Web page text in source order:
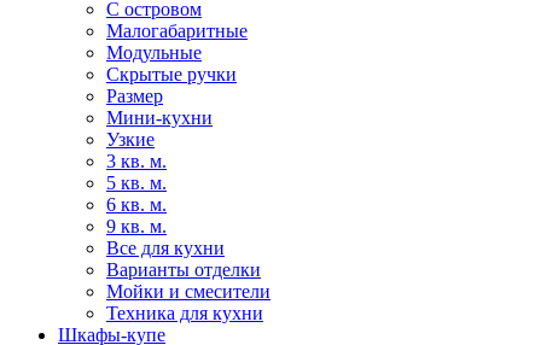
С островом
Малогабаритные
Модульные
Скрытые ручки
Размер
Мини-кухни
Узкие
3 кв. м.
5 кв. м.
6 кв. м.
9 кв. м.
Все для кухни
Варианты отделки
Мойки и смесители
Техника для кухни
Шкафы-купе